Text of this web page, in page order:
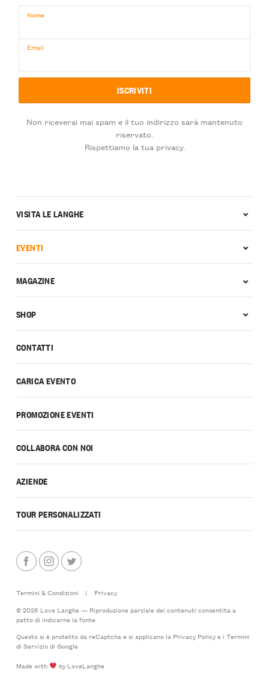
Nome
Email
Non riceverai mai spam e il tuo indirizzo sarà mantenuto
riservato.
Rispettiamo la tua privacy.
CONTATTI
CARICA EVENTO
PROMOZIONE EVENTI
COLLABORA CON NOI
AZIENDE
TOUR PERSONALIZZATI
VISITA LE LANGHE
EVENTI
MAGAZINE
SHOP
Termini & Condizioni |
Privacy
© 2026 Love Langhe — Riproduzione parziale dei contenuti consentita a
patto di indicarne la fonte
Questo si è protetto da reCaptcha e si applicano la Privacy Policye i Termini
di Serviziodi Google
Made with
by LoveLanghe